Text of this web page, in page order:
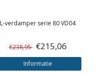
L-verdamper serie 80 VD04
€238,95 €215,06
Informatie